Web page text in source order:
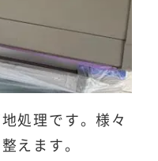
処理です。様々
えます。